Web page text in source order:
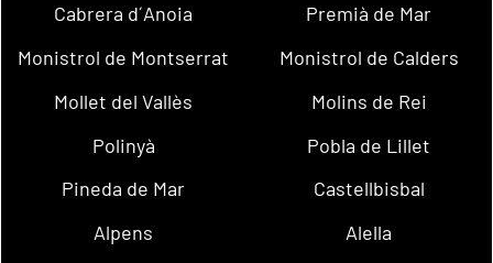
Cabrera d´Anoia
Premià de Mar
Monistrol de Montserrat
Monistrol de Calders
Mollet del Vallès
Molins de Rei
Polinyà
Pobla de Lillet
Pineda de Mar
Castellbisbal
Alpens
Alella